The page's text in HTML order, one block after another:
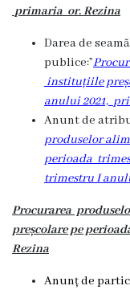
primaria or. Rezina
Darea de
publice:”
instituțiile
anului 2021,
Anunt de
produselor
perioada
trimestru I
Procurarea
preșcolare pe
Rezina
Anunț de